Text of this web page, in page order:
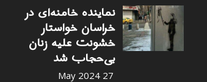
نماینده خامنه‌ای در
خراسان خواستار
خشونت علیه زنان
بی‌حجاب شد
27 May 2024